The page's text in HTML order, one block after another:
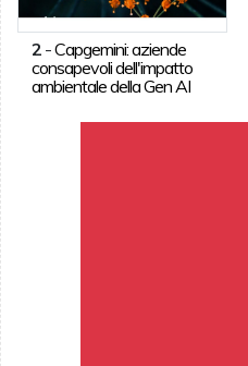
2-Capgemini: aziende
consapevoli dell'impatto
ambientale della Gen AI